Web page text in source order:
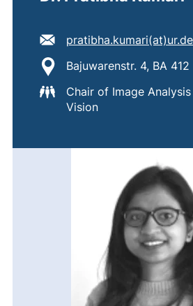
E-Mail Adresse:
pratibha.kumari​(at)​ur.de
Standort:
Bajuwarenstr. 4, BA 412
Chair of Image
Vision